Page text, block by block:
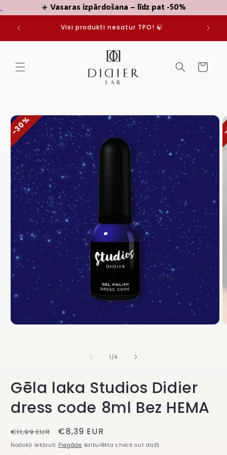
Pāriet
uz
Visi produkti nesatur TPO! 🍃
Grozs
Pāriet uz
produkta
informāciju
30%
1 /No
4
Gēla laka Studios Didier
dress code 8ml Bez HEMA
Regulārā
cena
€11,99 EUR
Atlaižu
cena
€8,39 EUR
Nodokļi iekļauti Piegāde kalkulēkta check out daļā
☀️ Vasaras izpārdošana – līdz pat -50%